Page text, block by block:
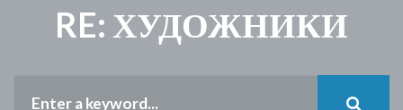
RE: ХУДОЖНИКИ